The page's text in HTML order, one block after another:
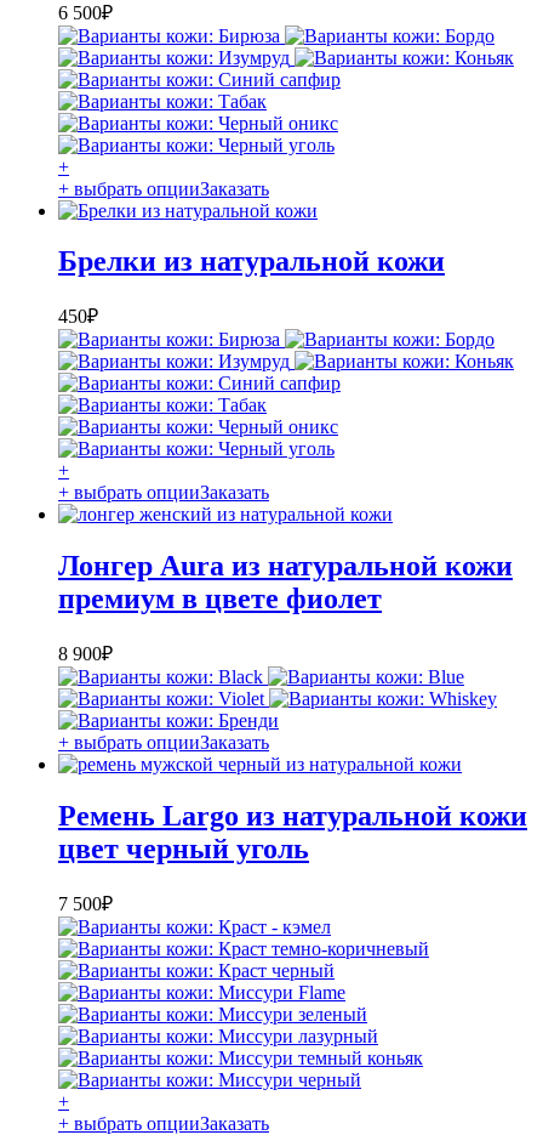
6 500₽
+
+ выбрать опцииЗаказать
Брелки из натуральной кожи
450₽
+
+ выбрать опцииЗаказать
Лонгер Aura из натуральной кожи
премиум в цвете фиолет
8 900₽
+ выбрать опцииЗаказать
Ремень Largo из натуральной кожи
цвет черный уголь
7 500₽
+
+ выбрать опцииЗаказать